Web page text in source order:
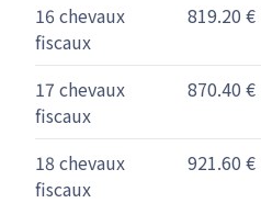
16 chevaux
fiscaux
819.20 €
17 chevaux
fiscaux
870.40 €
18 chevaux
fiscaux
921.60 €